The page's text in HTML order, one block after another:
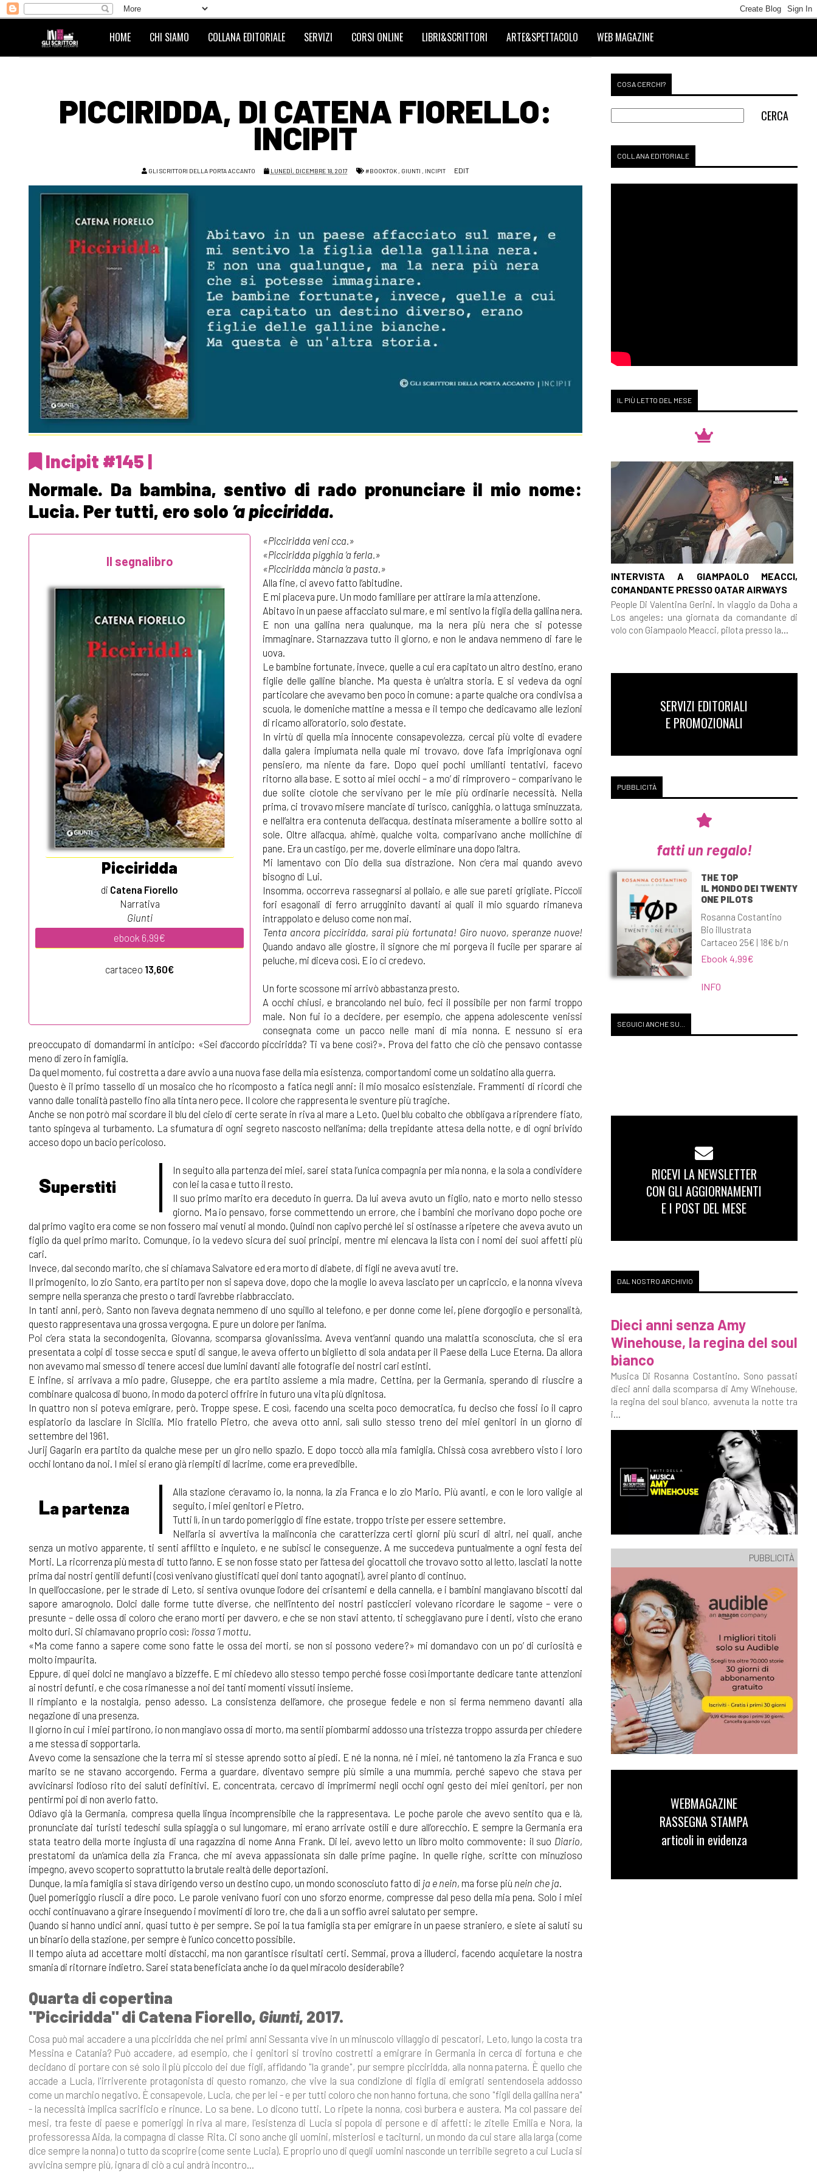
HOME CHI SIAMO COLLANA EDITORIALE SERVIZI CORSI ONLINE LIBRI&SCRITTORI ARTE&SPETTACOLO WEB MAGAZINE
PICCIRIDDA, DI CATENA FIORELLO:
INCIPIT
GLI SCRITTORI DELLA PORTA ACCANTO LUNEDÌ, DICEMBRE 18, 2017 #BOOKTOK, GIUNTI , INCIPIT EDIT
Incipit #145 |
Normale. Da bambina, sentivo di rado pronunciare il mio nome:
Lucia. Per tutti, ero solo ’a picciridda.
Picciridda
di Catena Fiorello
Narrativa
Giunti
ebook 6,99€
cartaceo 13,60€
«Picciridda veni cca.»
«Picciridda pigghia ’a ferla.»
«Picciridda mància ’a pasta.»
Alla fine, ci avevo fatto l’abitudine.
E mi piaceva pure. Un modo familiare per attirare la mia attenzione.
Abitavo in un paese affacciato sul mare, e mi sentivo la figlia della gallina nera.
E non una gallina nera qualunque, ma la nera più nera che si potesse
immaginare. Starnazzava tutto il giorno, e non le andava nemmeno di fare le
uova.
Le bambine fortunate, invece, quelle a cui era capitato un altro destino, erano
figlie delle galline bianche. Ma questa è un’altra storia. E si vedeva da ogni
particolare che avevamo ben poco in comune: a parte qualche ora condivisa a
scuola, le domeniche mattine a messa e il tempo che dedicavamo alle lezioni
di ricamo all’oratorio, solo d’estate.
In virtù di quella mia innocente consapevolezza, cercai più volte di evadere
dalla galera impiumata nella quale mi trovavo, dove l’afa imprigionava ogni
pensiero, ma niente da fare. Dopo quei pochi umilianti tentativi, facevo
ritorno alla base. E sotto ai miei occhi – a mo’ di rimprovero – comparivano le
due solite ciotole che servivano per le mie più ordinarie necessità. Nella
prima, ci trovavo misere manciate di turisco, canigghia, o lattuga sminuzzata,
e nell’altra era contenuta dell’acqua, destinata miseramente a bollire sotto al
sole. Oltre all’acqua, ahimè, qualche volta, comparivano anche mollichine di
pane. Era un castigo, per me, doverle eliminare una dopo l’altra.
Mi lamentavo con Dio della sua distrazione. Non c’era mai quando avevo
bisogno di Lui.
Insomma, occorreva rassegnarsi al pollaio, e alle sue pareti grigliate. Piccoli
fori esagonali di ferro arrugginito davanti ai quali il mio sguardo rimaneva
intrappolato e deluso come non mai.
Tenta ancora picciridda, sarai più fortunata! Giro nuovo, speranze nuove!
Quando andavo alle giostre, il signore che mi porgeva il fucile per sparare ai
peluche, mi diceva così. E io ci credevo.
Un forte scossone mi arrivò abbastanza presto.
A occhi chiusi, e brancolando nel buio, feci il possibile per non farmi troppo
male. Non fui io a decidere, per esempio, che appena adolescente venissi
consegnata come un pacco nelle mani di mia nonna. E nessuno si era
preoccupato di domandarmi in anticipo: «Sei d’accordo picciridda? Ti va bene così?». Prova del fatto che ciò che pensavo contasse
meno di zero in famiglia.
Da quel momento, fui costretta a dare avvio a una nuova fase della mia esistenza, comportandomi come un soldatino alla guerra.
Questo è il primo tassello di un mosaico che ho ricomposto a fatica negli anni: il mio mosaico esistenziale. Frammenti di ricordi che
vanno dalle tonalità pastello fino alla tinta nero pece. Il colore che rappresenta le sventure più tragiche.
Anche se non potrò mai scordare il blu del cielo di certe serate in riva al mare a Leto. Quel blu cobalto che obbligava a riprendere fiato,
tanto spingeva al turbamento. La sfumatura di ogni segreto nascosto nell’anima; della trepidante attesa della notte, e di ogni brivido
acceso dopo un bacio pericoloso.
Superstiti
In seguito alla partenza dei miei, sarei stata l’unica compagnia per mia nonna, e la sola a condividere
con lei la casa e tutto il resto.
Il suo primo marito era deceduto in guerra. Da lui aveva avuto un figlio, nato e morto nello stesso
giorno. Ma io pensavo, forse commettendo un errore, che i bambini che morivano dopo poche ore
dal primo vagito era come se non fossero mai venuti al mondo. Quindi non capivo perché lei si ostinasse a ripetere che aveva avuto un
figlio da quel primo marito. Comunque, io la vedevo sicura dei suoi principi, mentre mi elencava la lista con i nomi dei suoi affetti più
cari.
Invece, dal secondo marito, che si chiamava Salvatore ed era morto di diabete, di figli ne aveva avuti tre.
Il primogenito, lo zio Santo, era partito per non si sapeva dove, dopo che la moglie lo aveva lasciato per un capriccio, e la nonna viveva
sempre nella speranza che presto o tardi l’avrebbe riabbracciato.
In tanti anni, però, Santo non l’aveva degnata nemmeno di uno squillo al telefono, e per donne come lei, piene d’orgoglio e personalità,
questo rappresentava una grossa vergogna. E pure un dolore per l’anima.
Poi c’era stata la secondogenita, Giovanna, scomparsa giovanissima. Aveva vent’anni quando una malattia sconosciuta, che si era
presentata a colpi di tosse secca e sputi di sangue, le aveva offerto un biglietto di sola andata per il Paese della Luce Eterna. Da allora
non avevamo mai smesso di tenere accesi due lumini davanti alle fotografie dei nostri cari estinti.
E infine, si arrivava a mio padre, Giuseppe, che era partito assieme a mia madre, Cettina, per la Germania, sperando di riuscire a
combinare qualcosa di buono, in modo da poterci offrire in futuro una vita più dignitosa.
In quattro non si poteva emigrare, però. Troppe spese. E così, facendo una scelta poco democratica, fu deciso che fossi io il capro
espiatorio da lasciare in Sicilia. Mio fratello Pietro, che aveva otto anni, salì sullo stesso treno dei miei genitori in un giorno di
settembre del 1961.
Jurij Gagarin era partito da qualche mese per un giro nello spazio. E dopo toccò alla mia famiglia. Chissà cosa avrebbero visto i loro
occhi lontano da noi. I miei si erano già riempiti di lacrime, come era prevedibile.
La partenza
Alla stazione c’eravamo io, la nonna, la zia Franca e lo zio Mario. Più avanti, e con le loro valigie al
seguito, i miei genitori e Pietro.
Tutti lì, in un tardo pomeriggio di fine estate, troppo triste per essere settembre.
Nell’aria si avvertiva la malinconia che caratterizza certi giorni più scuri di altri, nei quali, anche
senza un motivo apparente, ti senti afflitto e inquieto, e ne subisci le conseguenze. A me succedeva puntualmente a ogni festa dei
Morti. La ricorrenza più mesta di tutto l’anno. E se non fosse stato per l’attesa dei giocattoli che trovavo sotto al letto, lasciati la notte
prima dai nostri gentili defunti (così venivano giustificati quei doni tanto agognati), avrei pianto di continuo.
In quell’occasione, per le strade di Leto, si sentiva ovunque l’odore dei crisantemi e della cannella, e i bambini mangiavano biscotti dal
sapore amarognolo. Dolci dalle forme tutte diverse, che nell’intento dei nostri pasticcieri volevano ricordare le sagome – vere o
presunte – delle ossa di coloro che erano morti per davvero, e che se non stavi attento, ti scheggiavano pure i denti, visto che erano
molto duri. Si chiamavano proprio così: l’ossa ’i mottu.
«Ma come fanno a sapere come sono fatte le ossa dei morti, se non si possono vedere?» mi domandavo con un po’ di curiosità e
molto impaurita.
Eppure, di quei dolci ne mangiavo a bizzeffe. E mi chiedevo allo stesso tempo perché fosse così importante dedicare tante attenzioni
ai nostri defunti, e che cosa rimanesse a noi dei tanti momenti vissuti insieme.
Il rimpianto e la nostalgia, penso adesso. La consistenza dell’amore, che prosegue fedele e non si ferma nemmeno davanti alla
negazione di una presenza.
Il giorno in cui i miei partirono, io non mangiavo ossa di morto, ma sentii piombarmi addosso una tristezza troppo assurda per chiedere
a me stessa di sopportarla.
Avevo come la sensazione che la terra mi si stesse aprendo sotto ai piedi. E né la nonna, né i miei, né tantomeno la zia Franca e suo
marito se ne stavano accorgendo. Ferma a guardare, diventavo sempre più simile a una mummia, perché sapevo che stava per
avvicinarsi l’odioso rito dei saluti definitivi. E, concentrata, cercavo di imprimermi negli occhi ogni gesto dei miei genitori, per non
pentirmi poi di non averlo fatto.
Odiavo già la Germania, compresa quella lingua incomprensibile che la rappresentava. Le poche parole che avevo sentito qua e là,
pronunciate dai turisti tedeschi sulla spiaggia o sul lungomare, mi erano arrivate ostili e dure all’orecchio. E sempre la Germania era
stata teatro della morte ingiusta di una ragazzina di nome Anna Frank. Di lei, avevo letto un libro molto commovente: il suo Diario,
prestatomi da un’amica della zia Franca, che mi aveva appassionata sin dalle prime pagine. In quelle righe, scritte con minuzioso
impegno, avevo scoperto soprattutto la brutale realtà delle deportazioni.
Dunque, la mia famiglia si stava dirigendo verso un destino cupo, un mondo sconosciuto fatto di ja e nein, ma forse più nein che ja.
Quel pomeriggio riuscii a dire poco. Le parole venivano fuori con uno sforzo enorme, compresse dal peso della mia pena. Solo i miei
occhi continuavano a girare inseguendo i movimenti di loro tre, che da lì a un soffio avrei salutato per sempre.
Quando si hanno undici anni, quasi tutto è per sempre. Se poi la tua famiglia sta per emigrare in un paese straniero, e siete ai saluti su
un binario della stazione, per sempre è l’unico concetto possibile.
Il tempo aiuta ad accettare molti distacchi, ma non garantisce risultati certi. Semmai, prova a illuderci, facendo acquietare la nostra
smania di ritornare indietro. Sarei stata beneficiata anche io da quel miracolo desiderabile?
Quarta di copertina
"Picciridda" di Catena Fiorello, Giunti, 2017.
Cosa può mai accadere a una picciridda che nei primi anni Sessanta vive in un minuscolo villaggio di pescatori, Leto, lungo la costa tra
Messina e Catania? Può accadere, ad esempio, che i genitori si trovino costretti a emigrare in Germania in cerca di fortuna e che
decidano di portare con sé solo il più piccolo dei due figli, affidando "la grande", pur sempre picciridda, alla nonna paterna. È quello che
accade a Lucia, l'irriverente protagonista di questo romanzo, che vive la sua condizione di figlia di emigrati sentendosela addosso
come un marchio negativo. È consapevole, Lucia, che per lei - e per tutti coloro che non hanno fortuna, che sono "figli della gallina nera"
- la necessità implica sacrificio e rinunce. Lo sa bene. Lo dicono tutti. Lo ripete la nonna, così burbera e austera. Ma col passare dei
mesi, tra feste di paese e pomeriggi in riva al mare, l'esistenza di Lucia si popola di persone e di affetti: le zitelle Emilia e Nora, la
professoressa Aida, la compagna di classe Rita. Ci sono anche gli uomini, misteriosi e taciturni, un mondo da cui stare alla larga (come
dice sempre la nonna) o tutto da scoprire (come sente Lucia). E proprio uno di quegli uomini nasconde un terribile segreto a cui Lucia si
avvicina sempre più, ignara di ciò a cui andrà incontro...
COSA CERCHI?
COLLANA EDITORIALE
IL PIÙ LETTO DEL MESE
INTERVISTA A GIAMPAOLO MEACCI,
COMANDANTE PRESSO QATAR AIRWAYS
People Di Valentina Gerini. In viaggio da Doha a
Los angeles: una giornata da comandante di
volo con Giampaolo Meacci, pilota presso la...
SERVIZI EDITORIALI
E PROMOZIONALI
PUBBLICITÀ
fatti un regalo!
THE TOP
IL MONDO DEI TWENTY
ONE PILOTS
Rosanna Costantino
Bio illustrata
Cartaceo 25€ | 18€ b/n
Ebook 4,99€
INFO
SEGUICI ANCHE SU...
RICEVI LA NEWSLETTER
CON GLI AGGIORNAMENTI
E I POST DEL MESE
DAL NOSTRO ARCHIVIO
Dieci anni senza Amy
Winehouse, la regina del soul
bianco
Musica Di Rosanna Costantino. Sono passati
dieci anni dalla scomparsa di Amy Winehouse,
la regina del soul bianco, avvenuta la notte tra
i...
PUBBLICITÀ
WEBMAGAZINE
RASSEGNA STAMPA
articoli in evidenza